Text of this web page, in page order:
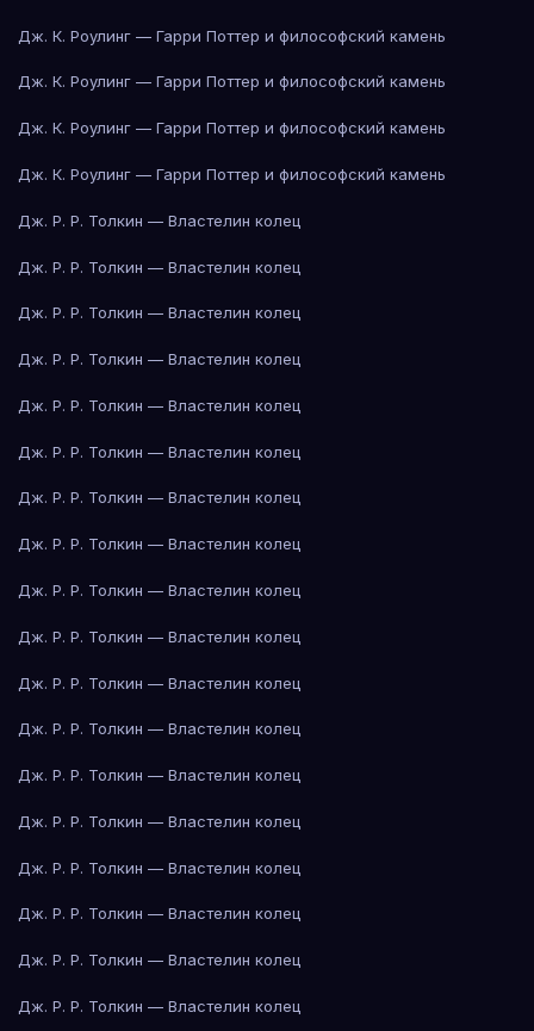
Дж. К. Роулинг — Гарри Поттер и философский камень
Дж. К. Роулинг — Гарри Поттер и философский камень
Дж. К. Роулинг — Гарри Поттер и философский камень
Дж. К. Роулинг — Гарри Поттер и философский камень
Дж. Р. Р. Толкин — Властелин колец
Дж. Р. Р. Толкин — Властелин колец
Дж. Р. Р. Толкин — Властелин колец
Дж. Р. Р. Толкин — Властелин колец
Дж. Р. Р. Толкин — Властелин колец
Дж. Р. Р. Толкин — Властелин колец
Дж. Р. Р. Толкин — Властелин колец
Дж. Р. Р. Толкин — Властелин колец
Дж. Р. Р. Толкин — Властелин колец
Дж. Р. Р. Толкин — Властелин колец
Дж. Р. Р. Толкин — Властелин колец
Дж. Р. Р. Толкин — Властелин колец
Дж. Р. Р. Толкин — Властелин колец
Дж. Р. Р. Толкин — Властелин колец
Дж. Р. Р. Толкин — Властелин колец
Дж. Р. Р. Толкин — Властелин колец
Дж. Р. Р. Толкин — Властелин колец
Дж. Р. Р. Толкин — Властелин колец